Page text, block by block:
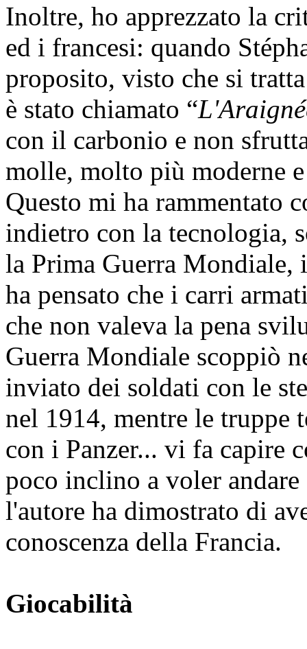
Inoltre, ho apprezzato la
ed i francesi: quando
proposito, visto che si
è stato chiamato “
con il carbonio e non
molle, molto più moderne
Questo mi ha rammentato
indietro con la tecnologia,
la Prima Guerra Mondiale,
ha pensato che i carri
che non valeva la pena
Guerra Mondiale scoppiò
inviato dei soldati con le
nel 1914, mentre le truppe
con i Panzer... vi fa capire
poco inclino a voler
l'autore ha dimostrato di
conoscenza della Francia.
Giocabilità